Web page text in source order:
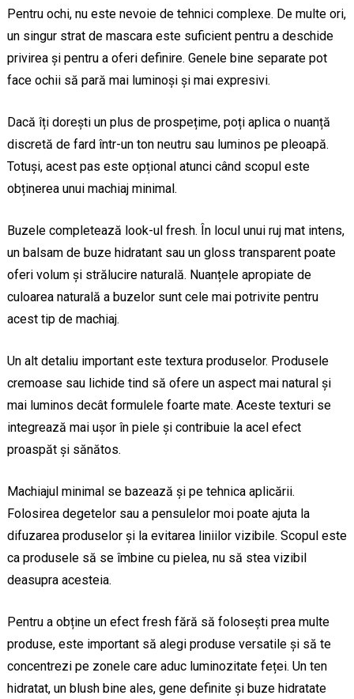
Pentru ochi, nu este nevoie de tehnici complexe. De multe ori,
un singur strat de mascara este suficient pentru a deschide
privirea și pentru a oferi definire. Genele bine separate pot
face ochii să pară mai luminoși și mai expresivi.
Dacă îți dorești un plus de prospețime, poți aplica o nuanță
discretă de fard într-un ton neutru sau luminos pe pleoapă.
Totuși, acest pas este opțional atunci când scopul este
obținerea unui machiaj minimal.
Buzele completează look-ul fresh. În locul unui ruj mat intens,
un balsam de buze hidratant sau un gloss transparent poate
oferi volum și strălucire naturală. Nuanțele apropiate de
culoarea naturală a buzelor sunt cele mai potrivite pentru
acest tip de machiaj.
Un alt detaliu important este textura produselor. Produsele
cremoase sau lichide tind să ofere un aspect mai natural și
mai luminos decât formulele foarte mate. Aceste texturi se
integrează mai ușor în piele și contribuie la acel efect
proaspăt și sănătos.
Machiajul minimal se bazează și pe tehnica aplicării.
Folosirea degetelor sau a pensulelor moi poate ajuta la
difuzarea produselor și la evitarea liniilor vizibile. Scopul este
ca produsele să se îmbine cu pielea, nu să stea vizibil
deasupra acesteia.
Pentru a obține un efect fresh fără să folosești prea multe
produse, este important să alegi produse versatile și să te
concentrezi pe zonele care aduc luminozitate feței. Un ten
hidratat, un blush bine ales, gene definite și buze hidratate